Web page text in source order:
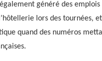
généré des
lors des tournées,
quand des numéros